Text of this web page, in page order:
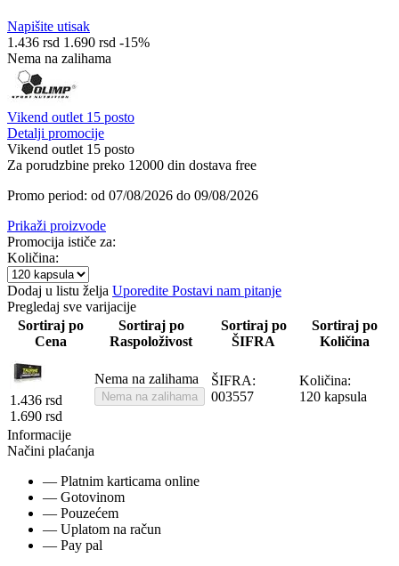
Napišite utisak
1.436 rsd 1.690 rsd -15%
Nema na zalihama
Vikend outlet 15 posto
Detalji promocije
Vikend outlet 15 posto
Za porudzbine preko 12000 din dostava free
Promo period: od 07/08/2026 do 09/08/2026
Prikaži proizvode
Promocija ističe za:
Količina:
Dodaj u listu želja Uporedite Postavi nam pitanje
Pregledaj sve varijacije
Sortiraj po
Cena
Sortiraj po
Raspoloživost
Sortiraj po
ŠIFRA
Sortiraj po
Količina
1.436 rsd
1.690 rsd
Nema na zalihama
Nema na zalihama
ŠIFRA:
003557
Količina:
120 kapsula
Informacije
Načini plaćanja
— Platnim karticama online
— Gotovinom
— Pouzećem
— Uplatom na račun
— Pay pal